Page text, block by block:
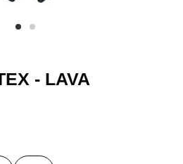
- LAVA